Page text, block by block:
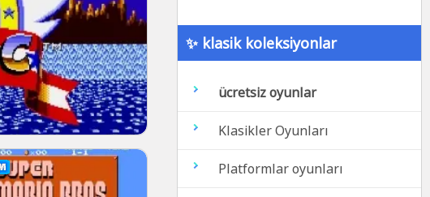
✨ klasik koleksiyonlar
ücretsiz oyunlar
Klasikler Oyunları
Platformlar oyunları